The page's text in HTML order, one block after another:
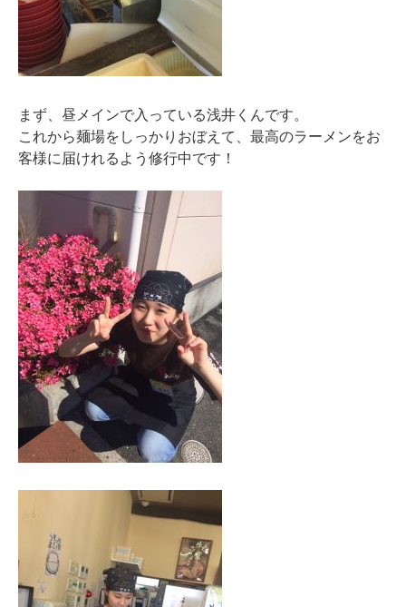
まず、昼メインで入っている浅井くんです。
これから麺場をしっかりおぼえて、最高のラーメンをお
客様に届けれるよう修行中です！